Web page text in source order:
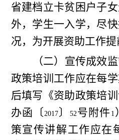
省建档立卡贫困户子
外，学生一入学，尽
况，为开展资助工作提
（二）宣传成效
政策培训工作应在每
后填写《资助政策培
办函〔2017 〕52号附件 1
策宣传讲解工作应在